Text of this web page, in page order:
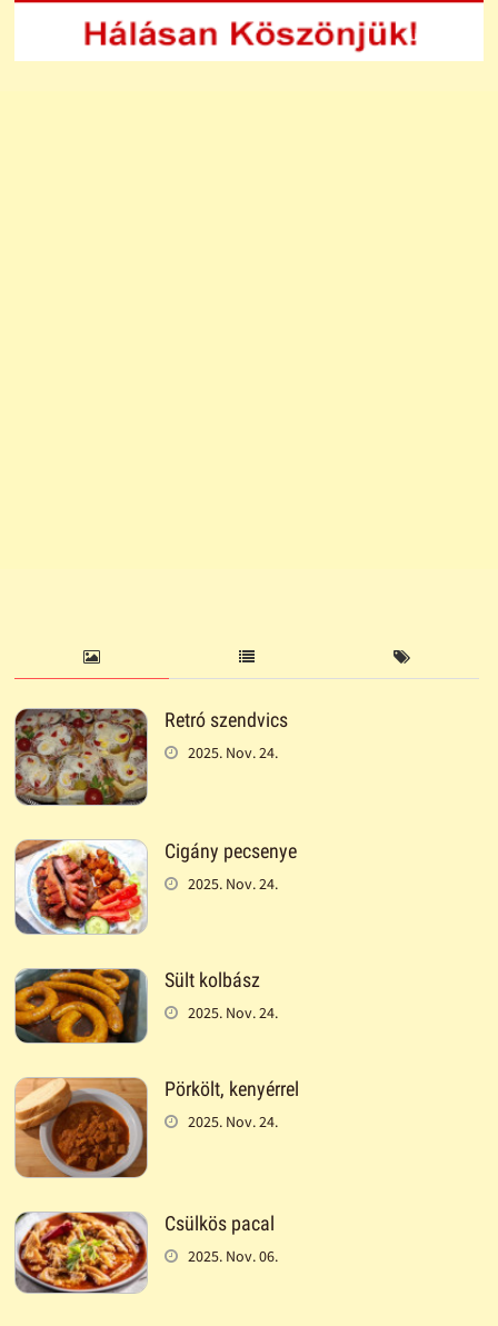
Retró szendvics
2025. Nov. 24.
Cigány pecsenye
2025. Nov. 24.
Sült kolbász
2025. Nov. 24.
Pörkölt, kenyérrel
2025. Nov. 24.
Csülkös pacal
2025. Nov. 06.